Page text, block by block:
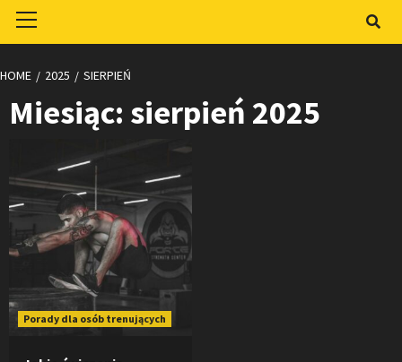
Menu
HOME 2025 SIERPIEŃ
Miesiąc: sierpień 2025
Porady dla osób trenujących